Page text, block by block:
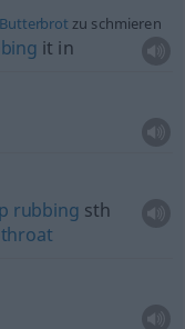
Butterbrot zu schmieren
it in
rubbing sth
throat